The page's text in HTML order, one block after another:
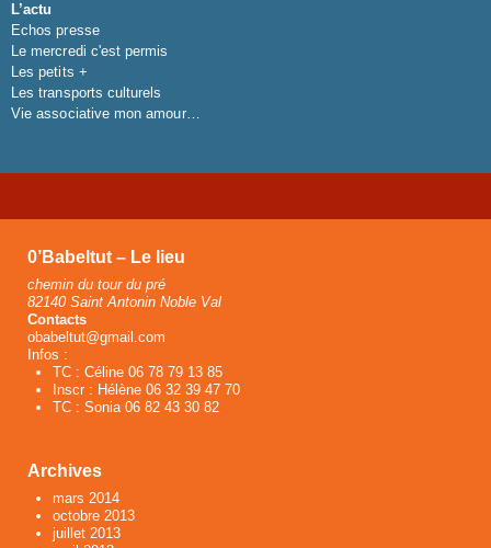
L’actu
Echos presse
Le mercredi c'est permis
Les petits +
Les transports culturels
Vie associative mon amour…
0’Babeltut – Le lieu
chemin du tour du pré
82140 Saint Antonin Noble Val
Contacts
obabeltut@gmail.com
Infos :
TC : Céline 06 78 79 13 85
Inscr : Hélène 06 32 39 47 70
TC : Sonia 06 82 43 30 82
Archives
mars 2014
octobre 2013
juillet 2013